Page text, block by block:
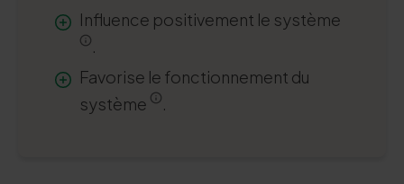
Influence positivement le système
.
Favorise le fonctionnement du
système
.